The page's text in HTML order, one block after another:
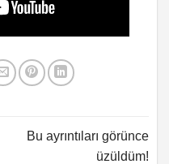
Bu ayrıntıları görünce
üzüldüm!